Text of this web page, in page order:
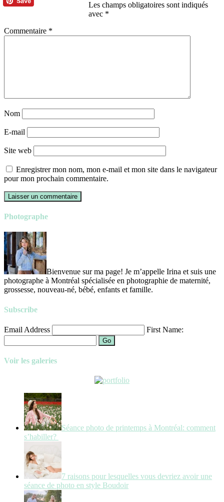
Les champs obligatoires sont indiqués
avec *
Commentaire *
Nom
E-mail
Site web
Enregistrer mon nom, mon e-mail et mon site dans le navigateur
pour mon prochain commentaire.
Photographe
Bienvenue sur ma page! Je m’appelle Irina et suis une
photographe à Montréal spécialisée en photographie de maternité,
grossesse, nouveau-né, bébé, enfants et famille.
Subscribe
Email Address First Name:
Go
Voir les galeries
Séance photo de printemps à Montréal: comment
s’habiller?
7 raisons pour lesquelles vous devriez avoir une
séance de photo en style Boudoir